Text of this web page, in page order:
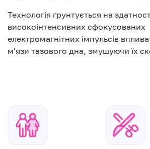
Play
Технологія ґрунтується на
високоінтенсивних сфокусованих
електромагнітних імпульсів
м'язи тазового дна, змушуючи їх